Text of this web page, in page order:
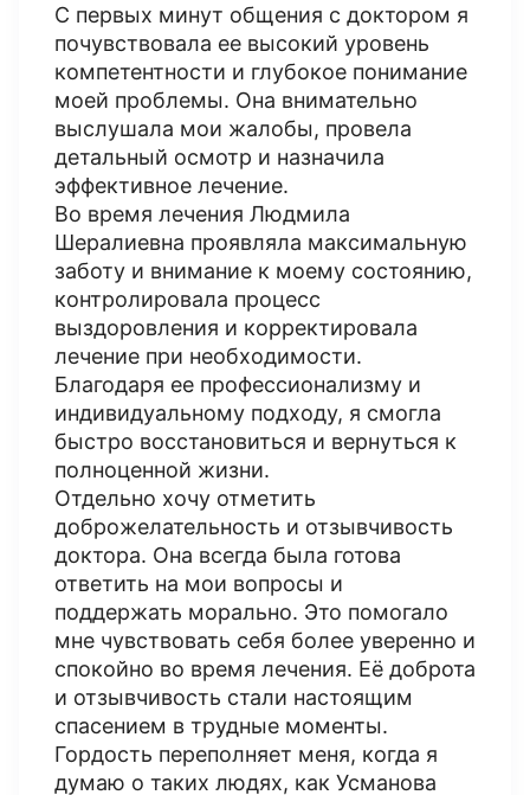
С первых минут общения с доктором я
почувствовала ее высокий уровень
компетентности и глубокое понимание
моей проблемы. Она внимательно
выслушала мои жалобы, провела
детальный осмотр и назначила
эффективное лечение.
Во время лечения Людмила
Шералиевна проявляла максимальную
заботу и внимание к моему состоянию,
контролировала процесс
выздоровления и корректировала
лечение при необходимости.
Благодаря ее профессионализму и
индивидуальному подходу, я смогла
быстро восстановиться и вернуться к
полноценной жизни.
Отдельно хочу отметить
доброжелательность и отзывчивость
доктора. Она всегда была готова
ответить на мои вопросы и
поддержать морально. Это помогало
мне чувствовать себя более уверенно и
спокойно во время лечения. Её доброта
и отзывчивость стали настоящим
спасением в трудные моменты.
Гордость переполняет меня, когда я
думаю о таких людях, как Усманова